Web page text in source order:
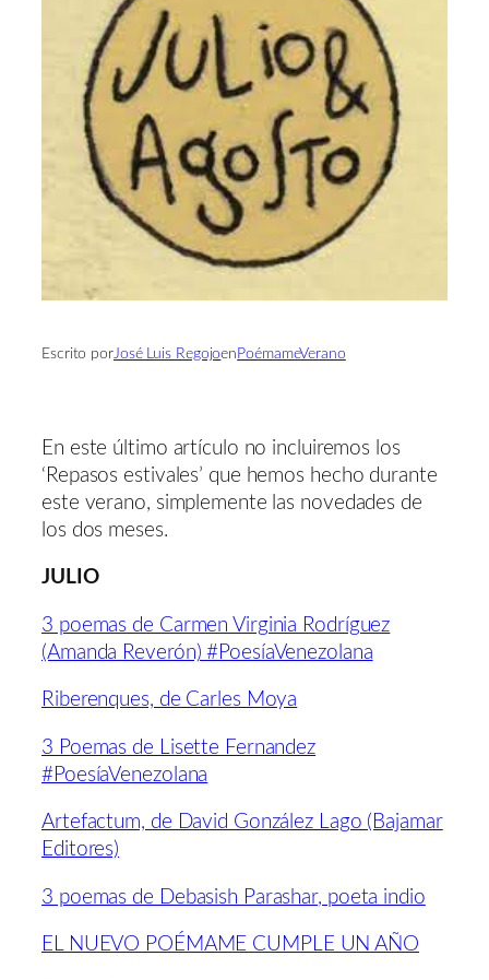
Escrito porJosé Luis Regojoen PoémameVerano
En este último artículo no incluiremos los
‘Repasos estivales’ que hemos hecho durante
este verano, simplemente las novedades de
los dos meses.
JULIO
3 poemas de Carmen Virginia Rodríguez
(Amanda Reverón) #PoesíaVenezolana
Riberenques, de Carles Moya
3 Poemas de Lisette Fernandez
#PoesíaVenezolana
Artefactum, de David González Lago (Bajamar
Editores)
3 poemas de Debasish Parashar, poeta indio
EL NUEVO POÉMAME CUMPLE UN AÑO